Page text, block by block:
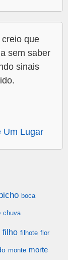
que
sem saber
sinais
Um Lugar
bicho boca
chuva
filho filhote flor
monte morte